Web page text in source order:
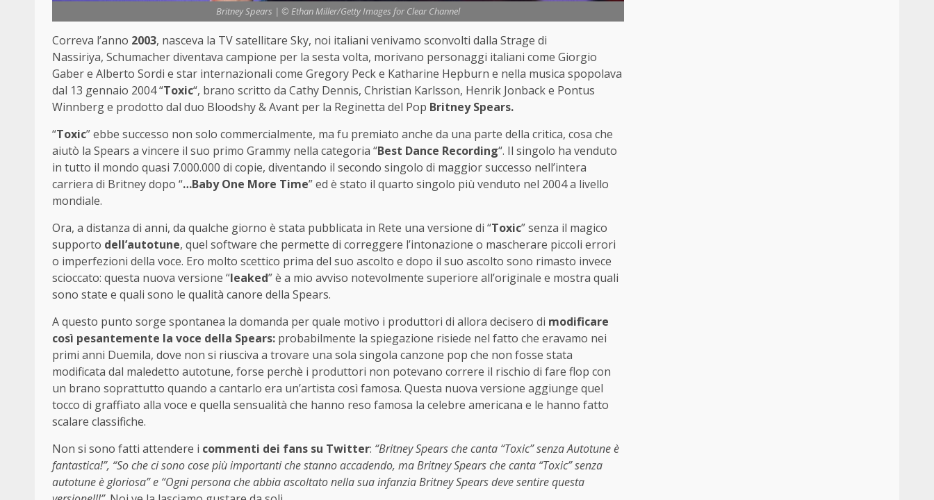
Britney Spears | © Ethan Miller/Getty Images for Clear Channel
Correva l’anno 2003, nasceva la TV satellitare Sky, noi italiani venivamo sconvolti dalla Strage di
Nassiriya, Schumacher diventava campione per la sesta volta, morivano personaggi italiani come Giorgio
Gaber e Alberto Sordi e star internazionali come Gregory Peck e Katharine Hepburn e nella musica spopolava
dal 13 gennaio 2004 “Toxic“, brano scritto da Cathy Dennis, Christian Karlsson, Henrik Jonback e Pontus
Winnberg e prodotto dal duo Bloodshy & Avant per la Reginetta del Pop Britney Spears.
“Toxic” ebbe successo non solo commercialmente, ma fu premiato anche da una parte della critica, cosa che
aiutò la Spears a vincere il suo primo Grammy nella categoria “Best Dance Recording“. Il singolo ha venduto
in tutto il mondo quasi 7.000.000 di copie, diventando il secondo singolo di maggior successo nell’intera
carriera di Britney dopo “…Baby One More Time” ed è stato il quarto singolo più venduto nel 2004 a livello
mondiale.
Ora, a distanza di anni, da qualche giorno è stata pubblicata in Rete una versione di “Toxic” senza il magico
supporto dell’autotune, quel software che permette di correggere l’intonazione o mascherare piccoli errori
o imperfezioni della voce. Ero molto scettico prima del suo ascolto e dopo il suo ascolto sono rimasto invece
scioccato: questa nuova versione “leaked” è a mio avviso notevolmente superiore all’originale e mostra quali
sono state e quali sono le qualità canore della Spears.
A questo punto sorge spontanea la domanda per quale motivo i produttori di allora decisero di modificare
così pesantemente la voce della Spears: probabilmente la spiegazione risiede nel fatto che eravamo nei
primi anni Duemila, dove non si riusciva a trovare una sola singola canzone pop che non fosse stata
modificata dal maledetto autotune, forse perchè i produttori non potevano correre il rischio di fare flop con
un brano soprattutto quando a cantarlo era un’artista così famosa. Questa nuova versione aggiunge quel
tocco di graffiato alla voce e quella sensualità che hanno reso famosa la celebre americana e le hanno fatto
scalare classifiche.
Non si sono fatti attendere i commenti dei fans su Twitter: “Britney Spears che canta “Toxic” senza Autotune è
fantastica!”, “So che ci sono cose più importanti che stanno accadendo, ma Britney Spears che canta “Toxic” senza
autotune è gloriosa” e “Ogni persona che abbia ascoltato nella sua infanzia Britney Spears deve sentire questa